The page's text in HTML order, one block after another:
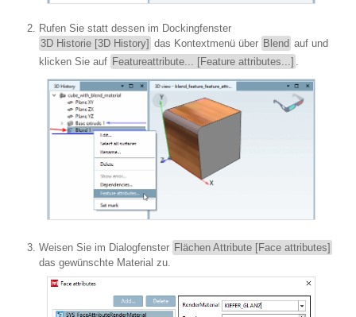
Rufen Sie statt dessen im Dockingfenster
3D Historie [3D History] das Kontextmenü über Blend auf und
klicken Sie auf Featureattribute... [Feature attributes...]
Weisen Sie im Dialogfenster Flächen Attribute [Face attributes]
das gewünschte Material zu.